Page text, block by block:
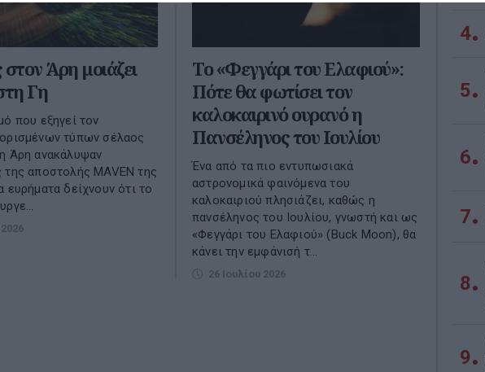
Άρη μοιάζει
Γη
που εξηγεί τον
τύπων σέλαος
Άρη ανακάλυψαν
της αποστολής MAVEN της
ευρήματα δείχνουν ότι το
Το «Φεγγάρι του Ελαφιού»:
Πότε θα φωτίσει τον
καλοκαιρινό ουρανό η
Πανσέληνος του Ιουλίου
Ένα από τα πιο εντυπωσιακά
αστρονομικά φαινόμενα του
καλοκαιριού πλησιάζει, καθώς η
πανσέληνος του Ιουλίου, γνωστή και ως
«Φεγγάρι του Ελαφιού» (Buck Moon), θα
κάνει την εμφάνισή τ...
26 Ιουλίου 2026
4
5
6
7
8
9